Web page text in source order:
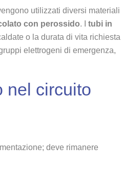
utilizzati diversi materiali
con perossido. I tubi in
o la durata di vita richiesta
elettrogeni di emergenza,
nel circuito
deve rimanere